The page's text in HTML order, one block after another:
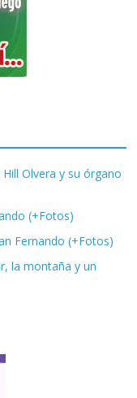
Hill Olvera y su órgano
(+Fotos)
Fernando (+Fotos)
la montaña y un